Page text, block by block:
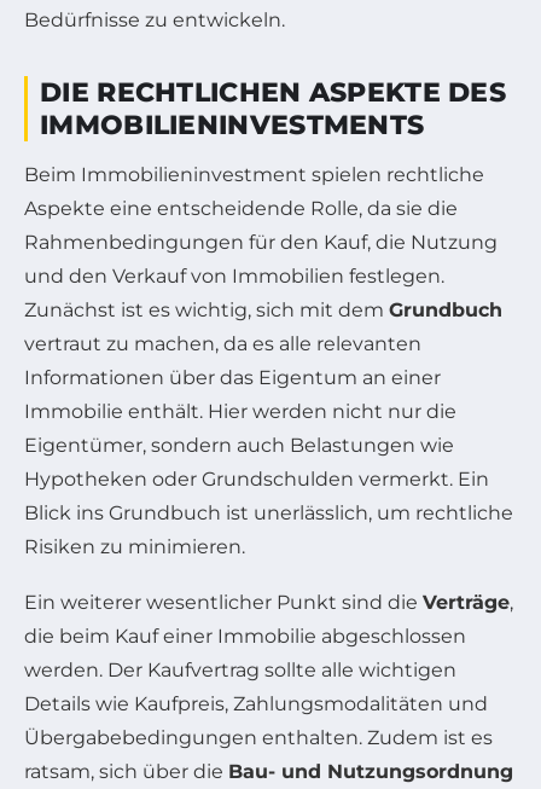
Bedürfnisse zu entwickeln.
DIE RECHTLICHEN ASPEKTE DES
IMMOBILIENINVESTMENTS
Beim Immobilieninvestment spielen rechtliche
Aspekte eine entscheidende Rolle, da sie die
Rahmenbedingungen für den Kauf, die Nutzung
und den Verkauf von Immobilien festlegen.
Zunächst ist es wichtig, sich mit dem Grundbuch
vertraut zu machen, da es alle relevanten
Informationen über das Eigentum an einer
Immobilie enthält. Hier werden nicht nur die
Eigentümer, sondern auch Belastungen wie
Hypotheken oder Grundschulden vermerkt. Ein
Blick ins Grundbuch ist unerlässlich, um rechtliche
Risiken zu minimieren.
Ein weiterer wesentlicher Punkt sind die Verträge,
die beim Kauf einer Immobilie abgeschlossen
werden. Der Kaufvertrag sollte alle wichtigen
Details wie Kaufpreis, Zahlungsmodalitäten und
Übergabebedingungen enthalten. Zudem ist es
ratsam, sich über die Bau- und Nutzungsordnung